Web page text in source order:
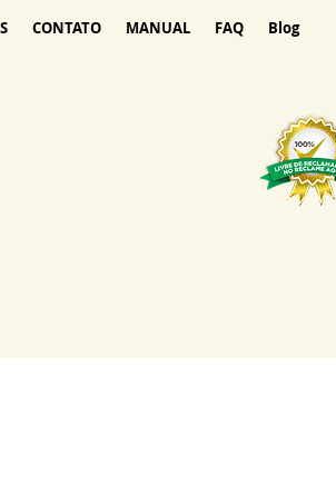
CONTATO MANUAL FAQ Blog